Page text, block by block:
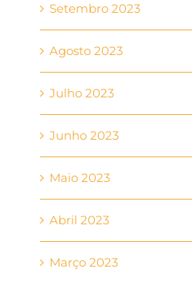
Setembro 2023
Agosto 2023
Julho 2023
Junho 2023
Maio 2023
Abril 2023
Março 2023